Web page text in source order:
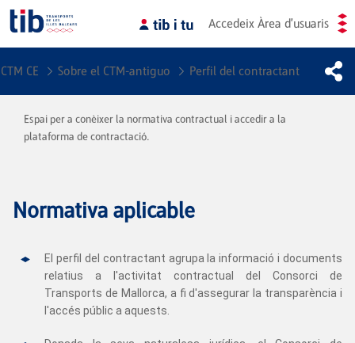
AccedeixÀrea d'usuaris
CTM CE Sobre el CTM-antiguo Perfil del contractant
Espai per a conèixer la normativa contractual i accedir a la
plataforma de contractació.
Normativa aplicable
El perfil del contractant agrupa la informació i documents
relatius a l'activitat contractual del Consorci de
Transports de Mallorca, a fi d'assegurar la transparència i
l'accés públic a aquests.